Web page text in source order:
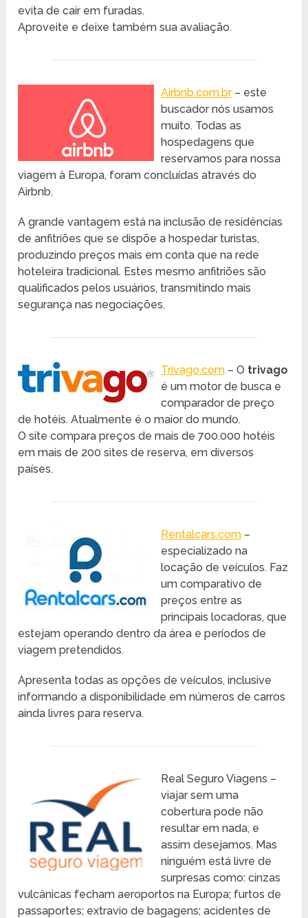
evita de cair em furadas.
Aproveite e deixe também sua avaliação.
Airbnb.com.br– este
buscador nós usamos
muito. Todas as
hospedagens que
reservamos para nossa
viagem à Europa, foram concluídas através do
Airbnb.
A grande vantagem está na inclusão de residências
de anfitriões que se dispõe a hospedar turistas,
produzindo preços mais em conta que na rede
hoteleira tradicional. Estes mesmo anfitriões são
qualificados pelos usuários, transmitindo mais
segurança nas negociações.
Trivago.com – O trivago
é um motor de busca e
comparador de preço
de hotéis. Atualmente é o maior do mundo.
O site compara preços de mais de 700.000 hotéis
em mais de 200 sites de reserva, em diversos
países.
Rentalcars.com –
especializado na
locação de veículos. Faz
um comparativo de
preços entre as
principais locadoras, que
estejam operando dentro da área e períodos de
viagem pretendidos.
Apresenta todas as opções de veículos, inclusive
informando a disponibilidade em números de carros
ainda livres para reserva.
Real Seguro Viagens –
viajar sem uma
cobertura pode não
resultar em nada, e
assim desejamos. Mas
ninguém está livre de
surpresas como: cinzas
vulcânicas fecham aeroportos na Europa; furtos de
passaportes; extravio de bagagens; acidentes de